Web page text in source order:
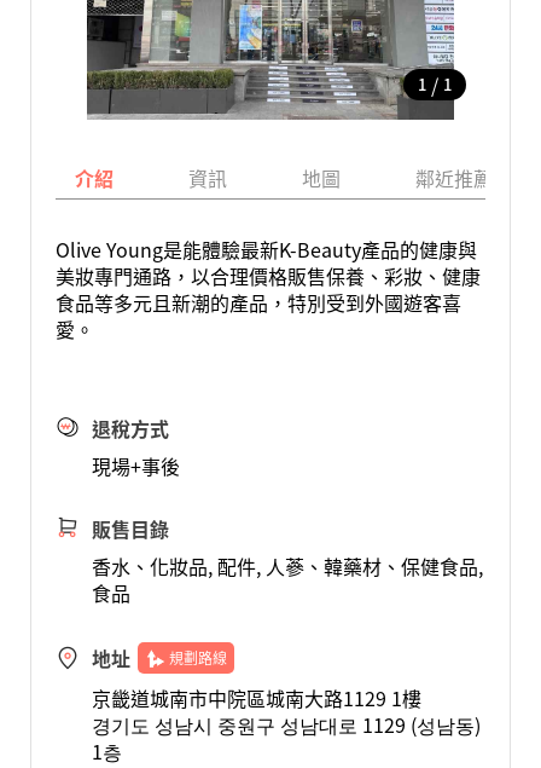
1 / 1
介紹 資訊 地圖 鄰近推薦景點
Olive Young是能體驗最新K-Beauty產品的健康與
美妝專門通路，以合理價格販售保養、彩妝、健康
食品等多元且新潮的產品，特別受到外國遊客喜
愛。
退稅方式
現場+事後
販售目錄
香水、化妝品, 配件, 人蔘、韓藥材、保健食品,
食品
地址 規劃路線
京畿道城南市中院區城南大路1129 1樓
경기도 성남시 중원구 성남대로 1129 (성남동)
1층